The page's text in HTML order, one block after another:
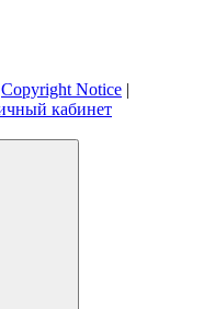
Copyright Notice |
кабинет